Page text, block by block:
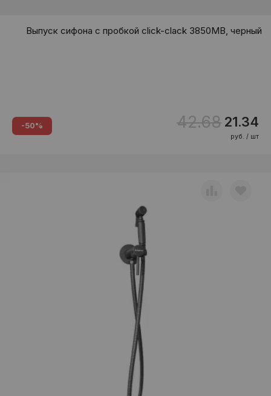
Выпуск сифона с пробкой click-clack 3850MB, черный
-50% 42.68 21.34
руб. / шт